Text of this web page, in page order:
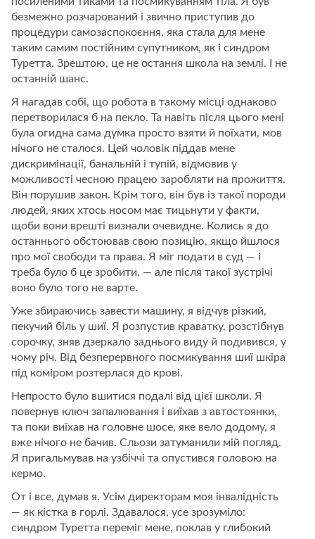
безмежно розчарований і звично приступив до
процедури самозаспокоєння, яка стала для мене
таким самим постійним супутником, як і синдром
Туретта. Зрештою, це не остання школа на землі. І не
останній шанс.
Я нагадав собі, що робота в такому місці однаково
перетворилася б на пекло. Та навіть після цього мені
була огидна сама думка просто взяти й поїхати, мов
нічого не сталося. Цей чоловік піддав мене
дискримінації, банальній і тупій, відмовив у
можливості чесною працею заробляти на прожиття.
Він порушив закон. Крім того, він був із такої породи
людей, яких хтось носом має тицьнути у факти,
щоби вони врешті визнали очевидне. Колись я до
останнього обстоював свою позицію, якщо йшлося
про мої свободи та права. Я міг подати в суд — і
треба було б це зробити, — але після такої зустрічі
воно було того не варте.
Уже збираючись завести машину, я відчув різкий,
пекучий біль у шиї. Я розпустив краватку, розстібнув
сорочку, зняв дзеркало заднього виду й подивився, у
чому річ. Від безперервного посмикування шиї шкіра
під коміром розтерлася до крові.
Непросто було вшитися подалі від цієї школи. Я
повернув ключ запалювання і виїхав з автостоянки,
та поки виїхав на головне шосе, яке вело додому, я
вже нічого не бачив. Сльози затуманили мій погляд.
Я пригальмував на узбіччі та опустився головою на
кермо.
От і все, думав я. Усім директорам моя інвалідність
— як кістка в горлі. Здавалося, усе зрозуміло:
синдром Туретта переміг мене, поклав у глибокий